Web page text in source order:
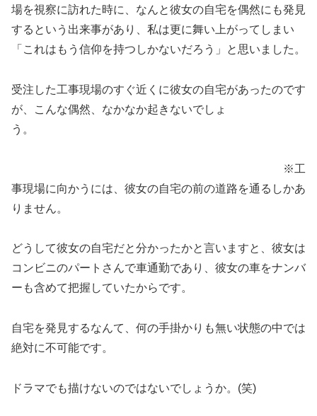
場を視察に訪れた時に、なんと彼女の自宅を偶然にも発見
するという出来事があり、私は更に舞い上がってしまい
「これはもう信仰を持つしかないだろう」と思いました。
受注した工事現場のすぐ近くに彼女の自宅があったのです
が、こんな偶然、なかなか起きないでしょ
う。
※工
事現場に向かうには、彼女の自宅の前の道路を通るしかあ
りません。
どうして彼女の自宅だと分かったかと言いますと、彼女は
コンビニのパートさんで車通勤であり、彼女の車をナンバ
ーも含めて把握していたからです。
自宅を発見するなんて、何の手掛かりも無い状態の中では
絶対に不可能です。
ドラマでも描けないのではないでしょうか。(笑)